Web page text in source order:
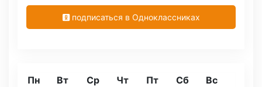
подписаться в Одноклассниках
Пн Вт Ср Чт Пт Сб Вс